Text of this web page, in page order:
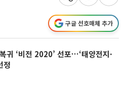
구글 선호매체 추가
귀 ‘비전 2020’ 선포…‘태양전지·
정